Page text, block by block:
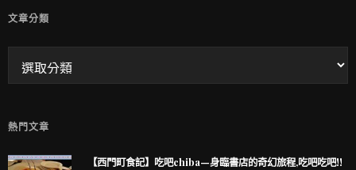
文章分類
熱門文章
【西門町食記】吃吧chiba—身臨書店的奇幻旅程,吃吧吃吧!!